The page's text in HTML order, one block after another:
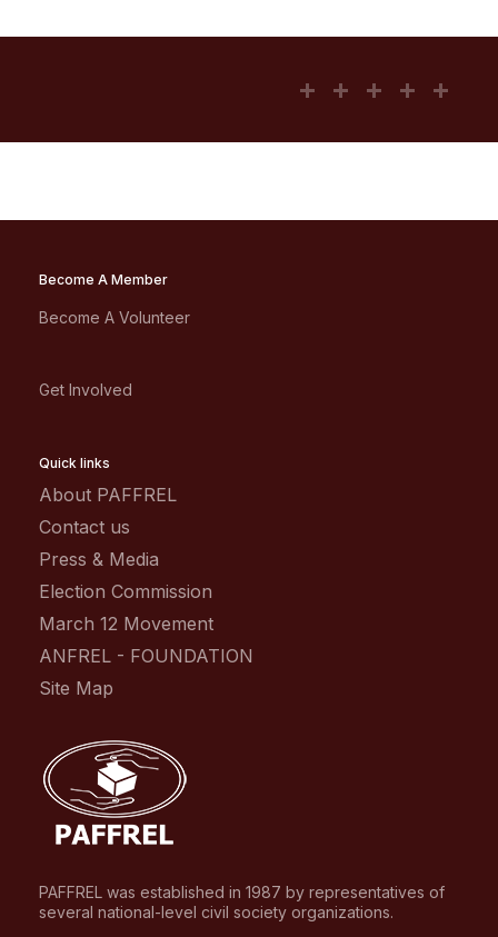
Become A Member
Become A Volunteer
Get Involved
Quick links
About PAFFREL
Contact us
Press & Media
Election Commission
March 12 Movement
ANFREL - FOUNDATION
Site Map
PAFFREL was established in 1987 by representatives of
several national-level civil society organizations.